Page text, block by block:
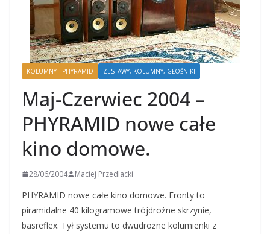
KOLUMNY - PHYRAMID ZESTAWY, KOLUMNY, GŁOŚNIKI
Maj-Czerwiec 2004 –
PHYRAMID nowe całe
kino domowe.
28/06/2004 Maciej Przedlacki
PHYRAMID nowe całe kino domowe. Fronty to
piramidalne 40 kilogramowe trójdrożne skrzynie,
basreflex. Tył systemu to dwudrożne kolumienki z